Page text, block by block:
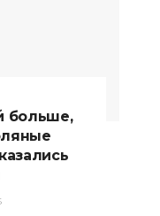
больше,